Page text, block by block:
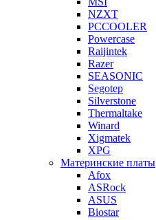
NZXT
PCCOOLER
Powercase
Raijintek
Razer
SEASONIC
Segotep
Silverstone
Thermaltake
Winard
Xigmatek
XPG
Материнские платы
Afox
ASRock
ASUS
Biostar